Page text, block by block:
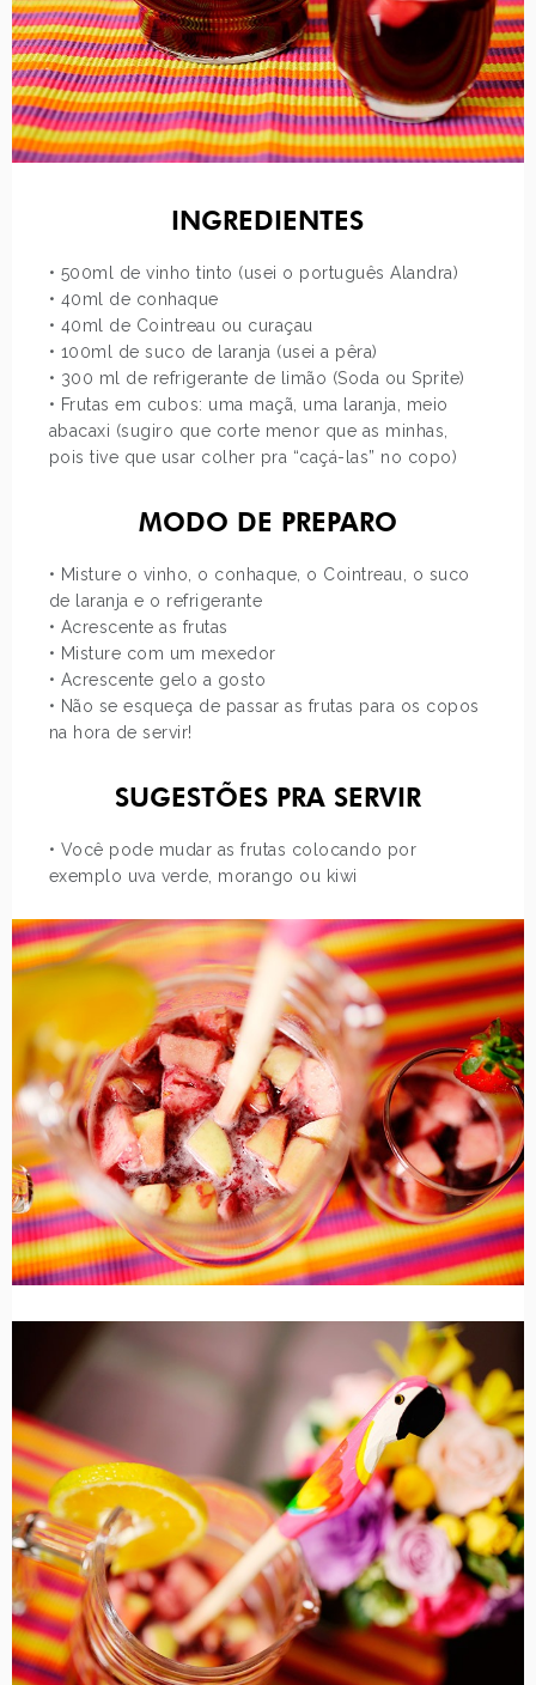
INGREDIENTES
• 500ml de vinho tinto (usei o português Alandra)
• 40ml de conhaque
• 40ml de Cointreau ou curaçau
• 100ml de suco de laranja (usei a pêra)
• 300 ml de refrigerante de limão (Soda ou Sprite)
• Frutas em cubos: uma maçã, uma laranja, meio
abacaxi (sugiro que corte menor que as minhas,
pois tive que usar colher pra “caçá-las” no copo)
MODO DE PREPARO
• Misture o vinho, o conhaque, o Cointreau, o suco
de laranja e o refrigerante
• Acrescente as frutas
• Misture com um mexedor
• Acrescente gelo a gosto
• Não se esqueça de passar as frutas para os copos
na hora de servir!
SUGESTÕES PRA SERVIR
• Você pode mudar as frutas colocando por
exemplo uva verde, morango ou kiwi